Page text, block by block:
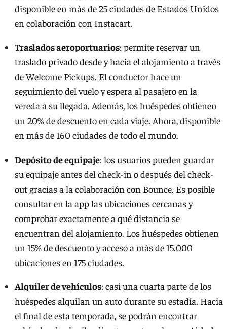
disponible en más de 25 ciudades de Estados Unidos
en colaboración con Instacart.
Trasladosaeroportuarios: permite reservar un
traslado privado desde y hacia el alojamiento a través
de Welcome Pickups. El conductor hace un
seguimiento del vuelo y espera al pasajero en la
vereda a su llegada. Además, los huéspedes obtienen
un 20% de descuento en cada viaje. Ahora, disponible
en más de 160 ciudades de todo el mundo.
Depósito de equipaje: los usuarios pueden guardar
su equipaje antes del check-in o después del check-
out gracias a la colaboración con Bounce. Es posible
consultar en la app las ubicaciones cercanas y
comprobar exactamente a qué distancia se
encuentran del alojamiento. Los huéspedes obtienen
un 15% de descuento y acceso a más de 15.000
ubicaciones en 175 ciudades.
Alquiler de vehículos: casi una cuarta parte de los
huéspedes alquilan un auto durante su estadía. Hacia
el final de esta temporada, se podrán encontrar